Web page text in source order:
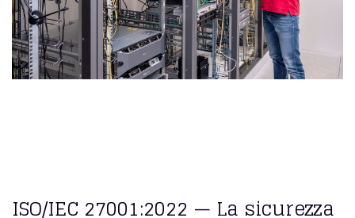
ISO/IEC 27001:2022 — La sicurezza